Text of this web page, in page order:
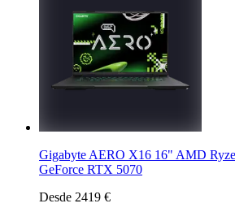
Gigabyte AERO X16 16" AMD
GeForce RTX 5070
Desde 2419 €